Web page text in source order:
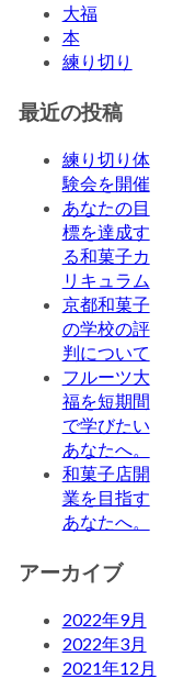
大福
本
練り切り
最近の投稿
練り切り体
験会を開催
あなたの目
標を達成す
る和菓子カ
リキュラム
京都和菓子
の学校の評
判について
フルーツ大
福を短期間
で学びたい
あなたへ。
和菓子店開
業を目指す
あなたへ。
アーカイブ
2022年9月
2022年3月
2021年12月